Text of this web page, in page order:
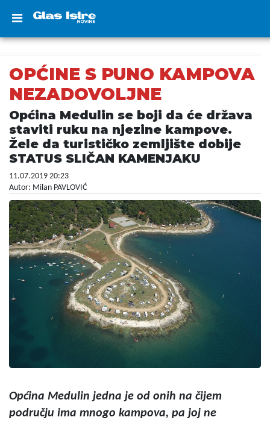
OPĆINE S PUNO KAMPOVA
NEZADOVOLJNE
Općina Medulin se boji da će država
staviti ruku na njezine kampove.
Žele da turističko zemljište dobije
STATUS SLIČAN KAMENJAKU
11.07.2019 20:23
Autor: Milan PAVLOVIĆ
Općina Medulin jedna je od onih na čijem
području ima mnogo kampova, pa joj ne